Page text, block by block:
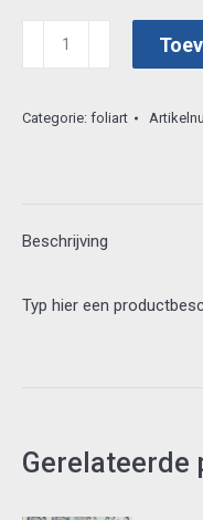
foliart
3d
aantal
Categorie: foliart
Beschrijving
Typ hier een
Gerelateerde